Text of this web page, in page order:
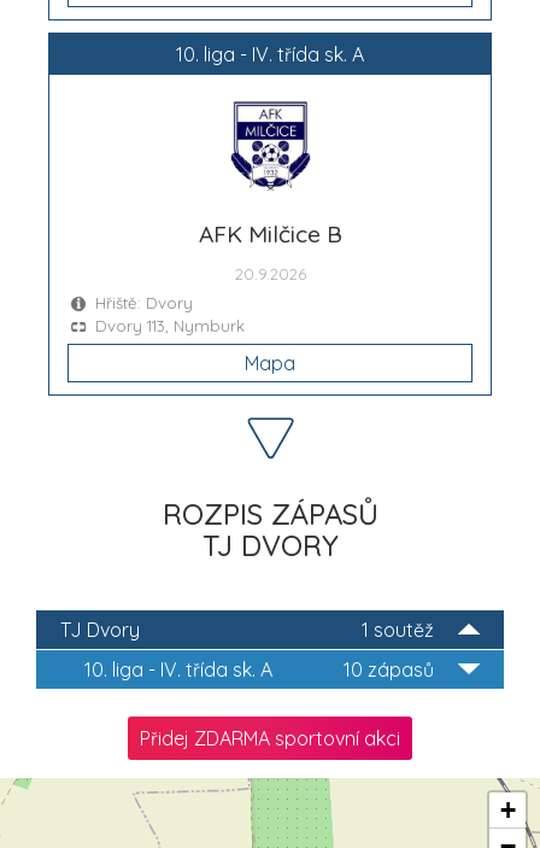
10. liga - IV. třída sk. A
AFK Milčice B
20.9.2026
Hřiště: Dvory
Dvory 113, Nymburk
Mapa
ROZPIS ZÁPASŮ
TJ DVORY
1 soutěž
TJ Dvory
10 zápasů
10. liga - IV. třída sk. A
Přidej ZDARMA sportovní akci
+